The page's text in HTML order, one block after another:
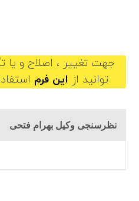
جهت تغییر ، اصلاح و یا
توانید از این فرم
نظرسنجی وکیل بهرام فتحی